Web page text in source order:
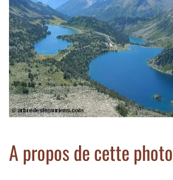
A propos de cette photo